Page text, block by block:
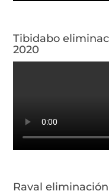
Tibidabo
2020
Raval